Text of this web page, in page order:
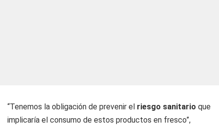
“Tenemos la obligación de prevenir el riesgo sanitario que
implicaría el consumo de estos productos en fresco”,